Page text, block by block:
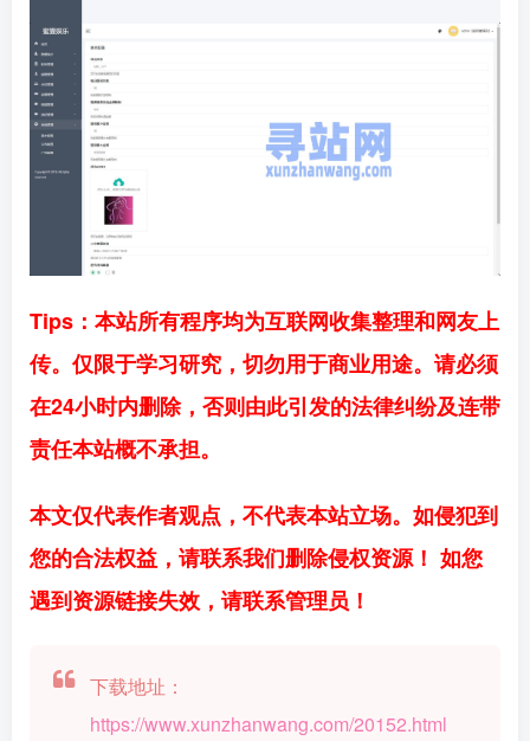
Tips：本站所有程序均为互联网收集整理和网友上
传。仅限于学习研究，切勿用于商业用途。请必须
在24小时内删除，否则由此引发的法律纠纷及连带
责任本站概不承担。
本文仅代表作者观点，不代表本站立场。如侵犯到
您的合法权益，请联系我们删除侵权资源！ 如您
遇到资源链接失效，请联系管理员！
下载地址：
https://www.xunzhanwang.com/20152.html